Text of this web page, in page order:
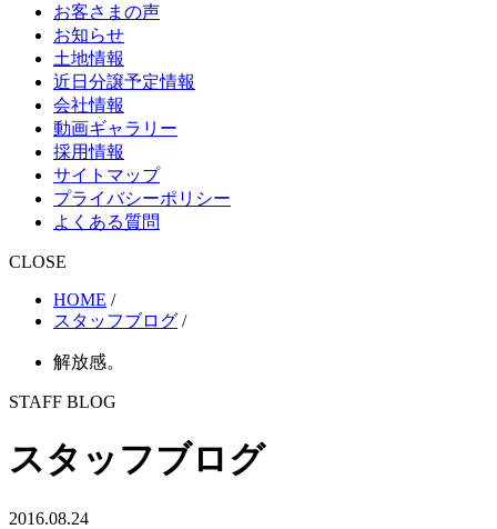
お客さまの声
お知らせ
土地情報
近日分譲予定情報
会社情報
動画ギャラリー
採用情報
サイトマップ
プライバシーポリシー
よくある質問
CLOSE
HOME /
スタッフブログ /
解放感。
STAFF BLOG
スタッフブログ
2016.08.24